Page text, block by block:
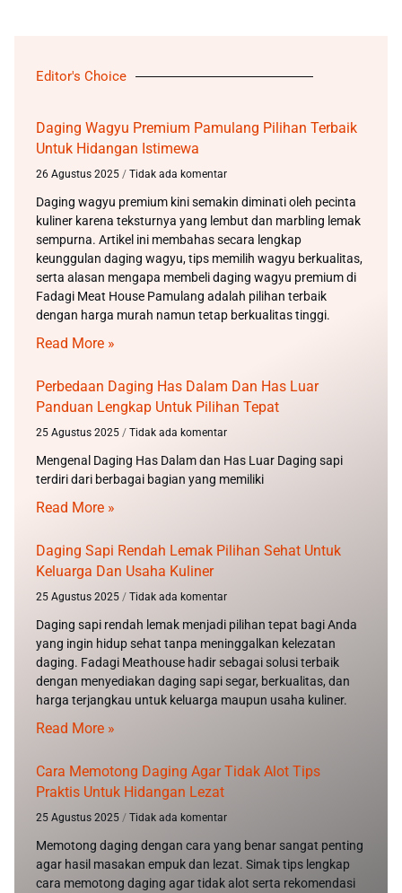
Editor's Choice
Daging Wagyu Premium Pamulang Pilihan Terbaik
Untuk Hidangan Istimewa
26 Agustus 2025 Tidak ada komentar
Daging wagyu premium kini semakin diminati oleh pecinta
kuliner karena teksturnya yang lembut dan marbling lemak
sempurna. Artikel ini membahas secara lengkap
keunggulan daging wagyu, tips memilih wagyu berkualitas,
serta alasan mengapa membeli daging wagyu premium di
Fadagi Meat House Pamulang adalah pilihan terbaik
dengan harga murah namun tetap berkualitas tinggi.
Read More »
Perbedaan Daging Has Dalam Dan Has Luar
Panduan Lengkap Untuk Pilihan Tepat
25 Agustus 2025 Tidak ada komentar
Mengenal Daging Has Dalam dan Has Luar Daging sapi
terdiri dari berbagai bagian yang memiliki
Read More »
Daging Sapi Rendah Lemak Pilihan Sehat Untuk
Keluarga Dan Usaha Kuliner
25 Agustus 2025 Tidak ada komentar
Daging sapi rendah lemak menjadi pilihan tepat bagi Anda
yang ingin hidup sehat tanpa meninggalkan kelezatan
daging. Fadagi Meathouse hadir sebagai solusi terbaik
dengan menyediakan daging sapi segar, berkualitas, dan
harga terjangkau untuk keluarga maupun usaha kuliner.
Read More »
Cara Memotong Daging Agar Tidak Alot Tips
Praktis Untuk Hidangan Lezat
25 Agustus 2025 Tidak ada komentar
Memotong daging dengan cara yang benar sangat penting
agar hasil masakan empuk dan lezat. Simak tips lengkap
cara memotong daging agar tidak alot serta rekomendasi